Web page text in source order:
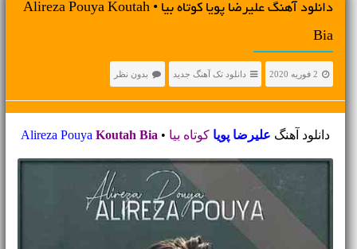
دانلود آهنگ علیرضا پویا کوتاه بیا • Alireza Pouya Koutah
Bia
2 فوریه 2020 دانلود تک آهنگ جدید بدون نظر
دانلود آهنگ علیرضا پویا کوتاه بیا •
Alireza Pouya Koutah Bia